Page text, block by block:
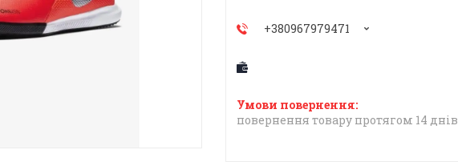
+380967979471
повернення товару протягом 14 днів